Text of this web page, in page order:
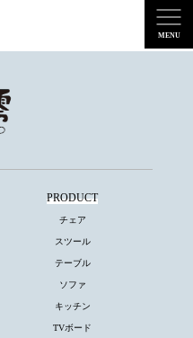
PRODUCT
チェア
スツール
テーブル
ソファ
キッチン
TVボード